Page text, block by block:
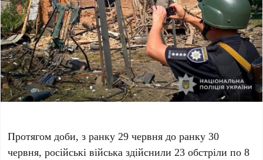
Протягом доби, з ранку 29 червня до ранку 30
червня, російські війська здійснили 23 обстріли по 8